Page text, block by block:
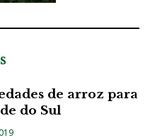
de arroz para
do Sul